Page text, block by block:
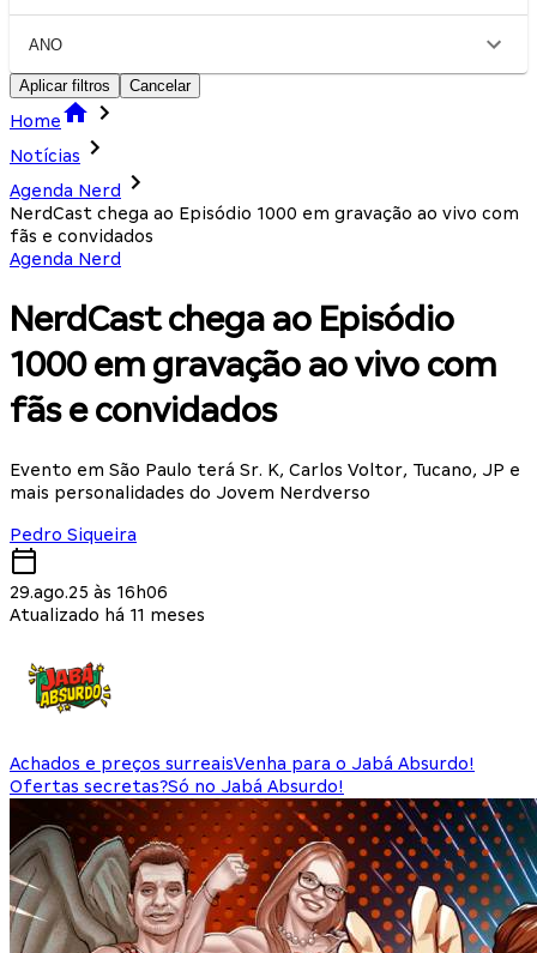
ANO
Aplicar filtros Cancelar
Home
Notícias
Agenda Nerd
NerdCast chega ao Episódio 1000 em gravação ao vivo com
fãs e convidados
Agenda Nerd
NerdCast chega ao Episódio
1000 em gravação ao vivo com
fãs e convidados
Evento em São Paulo terá Sr. K, Carlos Voltor, Tucano, JP e
mais personalidades do Jovem Nerdverso
Pedro Siqueira
29.ago.25 às 16h06
Atualizado há 11 meses
Achados e preços surreaisVenha para o Jabá Absurdo!
Ofertas secretas?Só no Jabá Absurdo!